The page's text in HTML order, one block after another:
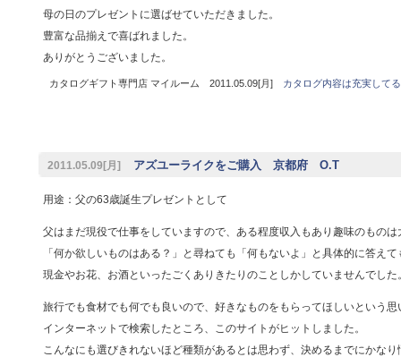
母の日のプレゼントに選ばせていただきました。
豊富な品揃えで喜ばれました。
ありがとうございました。
カタログギフト専門店 マイルーム 2011.05.09[月] カタログ内容は充実して
2011.05.09[月] アズユーライクをご購入 京都府 O.T
用途：父の63歳誕生プレゼントとして
父はまだ現役で仕事をしていますので、ある程度収入もあり趣味のもの
「何か欲しいものはある？」と尋ねても「何もないよ」と具体的に答え
現金やお花、お酒といったごくありきたりのことしかしていませんでした
旅行でも食材でも何でも良いので、好きなものをもらってほしいという思
インターネットで検索したところ、このサイトがヒットしました。
こんなにも選びきれないほど種類があるとは思わず、決めるまでにかなり